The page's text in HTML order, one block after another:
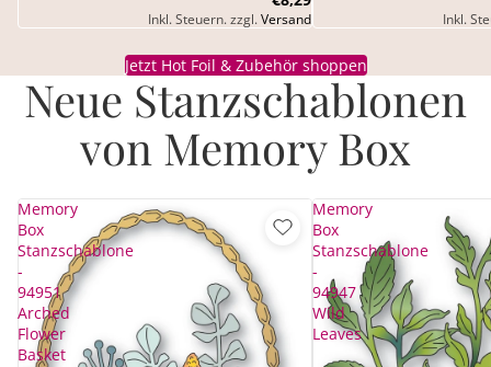
Inkl. Steuern. zzgl.Versand Inkl.
Jetzt Hot Foil & Zubehör shoppen
Neue Stanzschablonen
von Memory Box
Memory
Box
Stanzschablone
-
94951
Arched
Flower
Basket
Memory
Box
Stanzschablone
-
94947
Wild
Leaves